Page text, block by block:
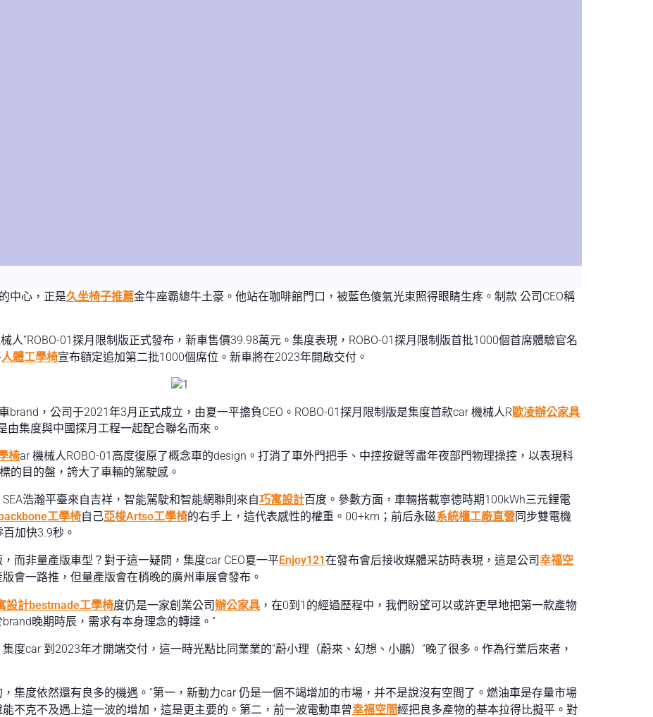
中心，正是久坐椅子推薦金牛座霸總牛土豪。他站在咖啡館門口，被藍色傻氣光束照得眼睛生疼。制款 公司CEO稱
人”ROBO-01探月限制版正式發布，新車售價39.98萬元。集度表現，ROBO-01探月限制版首批1000個首席體驗官名
人體工學椅宣布額定追加第二批1000個席位。新車將在2023年開啟交付。
brand，公司于2021年3月正式成立，由夏一平擔負CEO。ROBO-01探月限制版是集度首款car 機械人R歐凌辦公家具
由集度與中國探月工程一起配合聯名而來。
椅ar 機械人ROBO-01高度復原了概念車的design。打消了車外門把手、中控按鍵等盡年夜部門物理操控，以表現科
的目的盤，誇大了車輛的駕駛感。
浩瀚平臺來自吉祥，智能駕駛和智能網聯則來自巧寓設計百度。參數方面，車輛搭載寧德時期100kWh三元鋰電
工學椅自己亞梭Artso工學椅的右手上，這代表感性的權重。00+km；前后永磁系統櫃工廠直營同步雙電機
加快3.9秒。
而非量產版車型？對于這一疑問，集度car CEO夏一平Enjoy121在發布會后接收媒體采訪時表現，這是公司幸福空
會一路推，但量產版會在稍晚的廣州車展會發布。
設計bestmade工學椅度仍是一家創業公司辦公家具 ，在0到1的經過歷程中，我們盼望可以或許更早地把第一款產物
晚期時辰，需求有本身理念的轉達。”
度car 到2023年才開端交付，這一時光點比同業業的“蔚小理（蔚來、幻想、小鵬）”晚了很多。作為行業后來者，
集度依然還有良多的機遇。“第一，新動力car 仍是一個不竭增加的市場，并不是說沒有空間了。燃油車是存量市場
不克不及遇上這一波的增加，這是更主要的。第二，前一波電動車曾幸福空間經把良多產物的基本拉得比擬平。對